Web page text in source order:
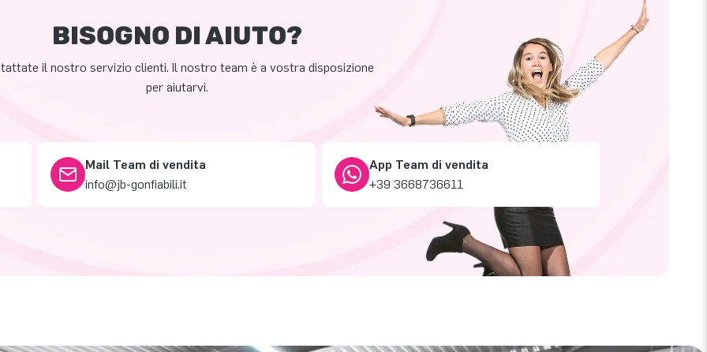
BISOGNO DI AIUTO?
il nostro servizio clienti. Il nostro team è a vostra disposizione
per aiutarvi.
Mail Team di vendita
info@jb-gonfiabili.it
App Team di vendita
+39 3668736611